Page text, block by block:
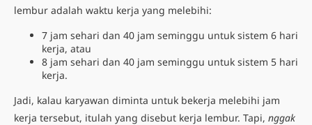
lembur adalah waktu kerja yang melebihi:
7 jam sehari dan 40 jam seminggu untuk sistem 6 hari
kerja, atau
8 jam sehari dan 40 jam seminggu untuk sistem 5 hari
kerja.
Jadi, kalau karyawan diminta untuk bekerja melebihi jam
kerja tersebut, itulah yang disebut kerja lembur. Tapi, nggak